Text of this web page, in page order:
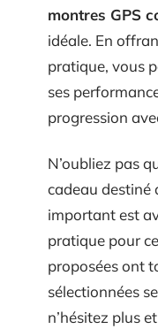
montres GPS
idéale. En
pratique, vous
ses
progression
N’oubliez pas
cadeau destiné
important est
pratique pour
proposées ont
sélectionnées
n’hésitez plus